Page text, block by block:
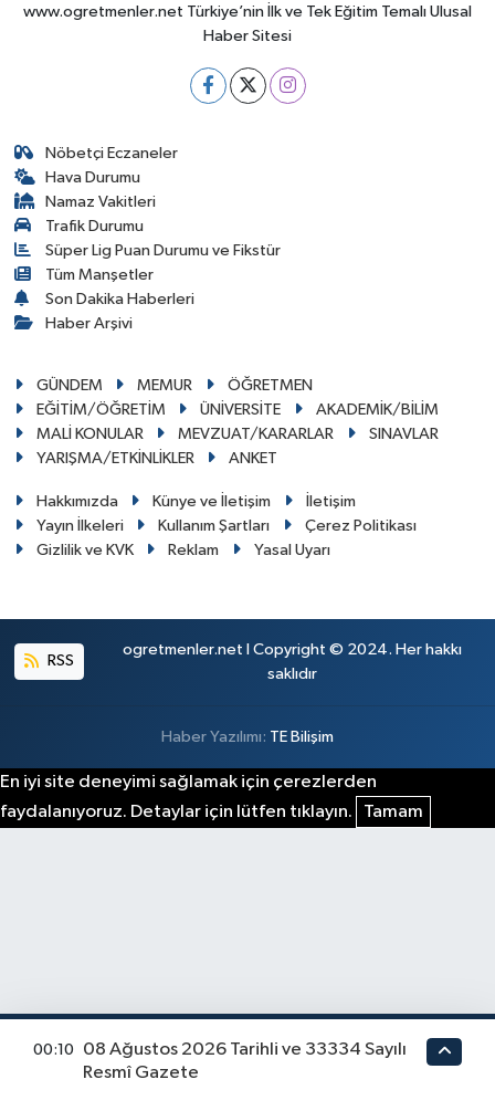
www.ogretmenler.net Türkiye’nin İlk ve Tek Eğitim Temalı Ulusal
Haber Sitesi
Nöbetçi Eczaneler
Hava Durumu
Namaz Vakitleri
Trafik Durumu
Süper Lig Puan Durumu ve Fikstür
Tüm Manşetler
Son Dakika Haberleri
Haber Arşivi
GÜNDEM MEMUR
ÖĞRETMEN
EĞİTİM/ÖĞRETİM
ÜNİVERSİTE
AKADEMİK/BİLİM
MALİ KONULAR
MEVZUAT/KARARLAR
SINAVLAR
YARIŞMA/ETKİNLİKLER
ANKET
Hakkımızda Künye ve İletişim
İletişim
Yayın İlkeleri
Kullanım Şartları
Çerez Politikası
Gizlilik ve KVK
Reklam Yasal Uyarı
RSS
ogretmenler.net I Copyright © 2024. Her hakkı
saklıdır
Haber Yazılımı: TE Bilişim
En iyi site deneyimi sağlamak için çerezlerden
faydalanıyoruz. Detaylar için lütfen tıklayın.
Tamam
00:10
08 Ağustos 2026 Tarihli ve 33334 Sayılı
Resmî Gazete